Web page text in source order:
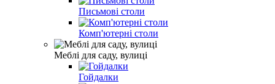
Письмові столи
Комп'ютерні столи
Меблі для саду, вулиці
Гойдалки